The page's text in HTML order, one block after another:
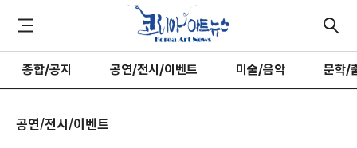
종합/공지 공연/전시/이벤트 미술/음악 문학/
공연/전시/이벤트